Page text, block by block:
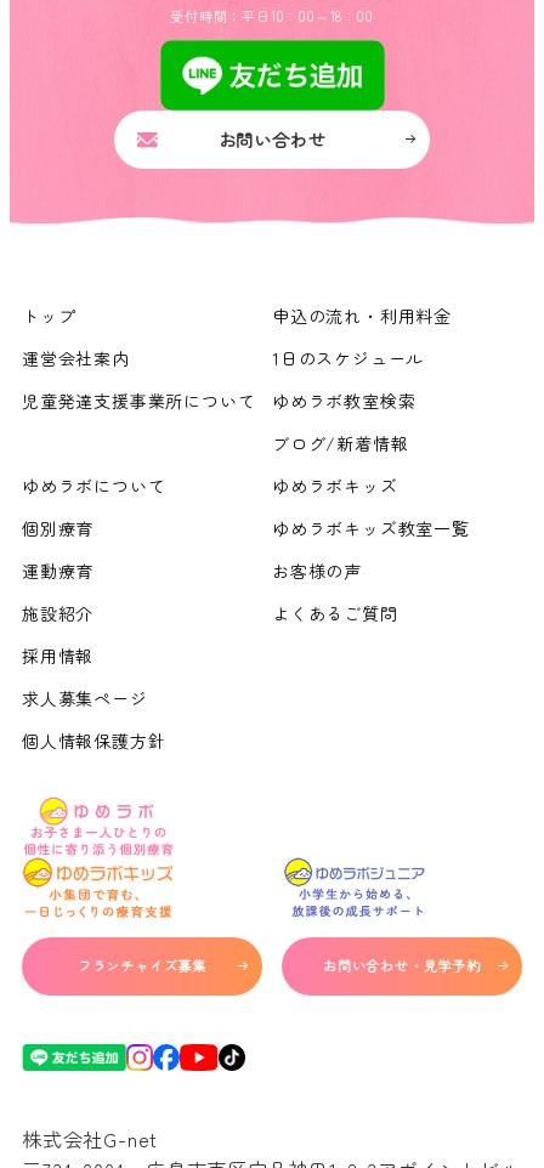
受付時間：平日10：00～18：00
お問い合わせ
トップ
運営会社案内
児童発達支援事業所について
申込の流れ・利用料金
1日のスケジュール
ゆめラボ教室検索
ブログ/新着情報
ゆめラボについて
個別療育
運動療育
施設紹介
ゆめラボキッズ
ゆめラボキッズ教室一覧
お客様の声
よくあるご質問
採用情報
求人募集ページ
個人情報保護方針
フランチャイズ募集 お問い合わせ・見学予約
株式会社G-net